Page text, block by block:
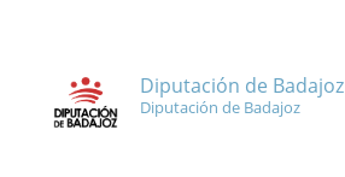
Diputación de Badajoz
Diputación de Badajoz